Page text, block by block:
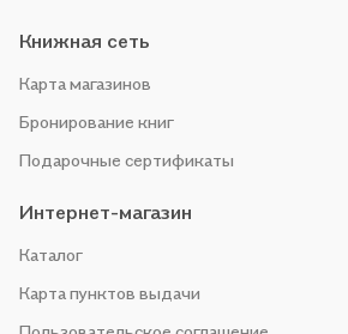
Книжная сеть
Карта магазинов
Бронирование книг
Подарочные сертификаты
Интернет-магазин
Каталог
Карта пунктов выдачи